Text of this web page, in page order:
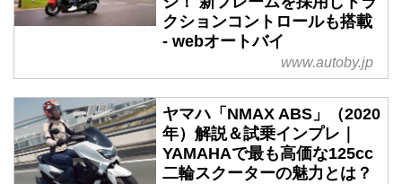
クションコントロールも搭載
- webオートバイ
www.autoby.jp
ヤマハ「NMAX ABS」（2020
年）解説＆試乗インプレ｜
YAMAHAで最も高価な125cc
二輪スクーターの魅力とは？